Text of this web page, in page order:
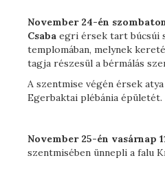
November 24-én
Csaba egri érsek tart búcsúi
templomában, melynek
tagja részesül a bérmálás
A szentmise végén érsek
Egerbaktai plébánia épületét.
November 25-én vasárnap
szentmisében ünnepli a falu